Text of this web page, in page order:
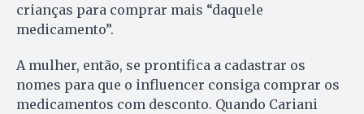
crianças para comprar mais “daquele
medicamento”.
A mulher, então, se prontifica a cadastrar os
nomes para que o influencer consiga comprar os
medicamentos com desconto. Quando Cariani